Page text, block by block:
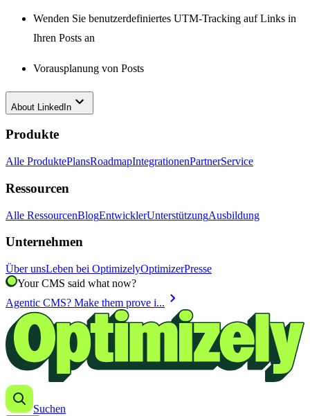
Wenden Sie benutzerdefiniertes UTM-Tracking auf Links in
Ihren Posts an
Vorausplanung von Posts
About LinkedIn keyboard_arrow_down
Produkte
Alle ProduktePlansRoadmapIntegrationenPartnerService
Ressourcen
Alle RessourcenBlogEntwicklerUnterstützungAusbildung
Unternehmen
Über unsLeben bei OptimizelyOptimizerPresse
Your CMS said what now?
Agentic CMS? Make them prove i... chevron_right
Suchen